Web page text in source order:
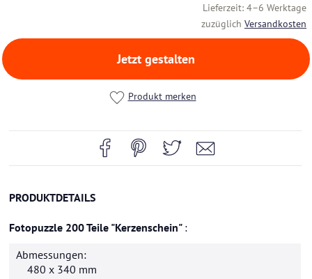
Lieferzeit: 4–6 Werktage
zuzüglich Versandkosten
Jetzt gestalten
Produkt merken
PRODUKTDETAILS
Fotopuzzle 200 Teile "Kerzenschein"
Abmessungen:
480 x 340 mm